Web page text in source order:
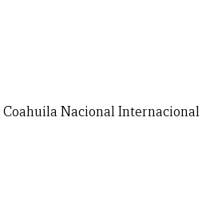
Coahuila NacionalInternacional